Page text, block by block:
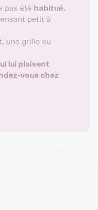
pas été habitué.
petit à
une grille ou
lui plaisent
vous chez